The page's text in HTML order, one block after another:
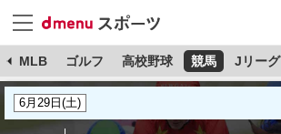
MLB ゴルフ 高校野球 競馬 Jリーグ